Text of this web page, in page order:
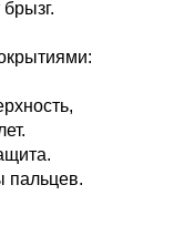
пальцев.